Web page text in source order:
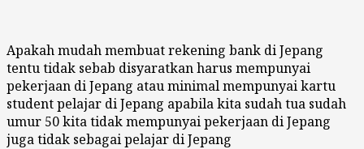
Apakah mudah membuat rekening bank di Jepang
tentu tidak sebab disyaratkan harus mempunyai
pekerjaan di Jepang atau minimal mempunyai kartu
student pelajar di Jepang apabila kita sudah tua sudah
umur 50 kita tidak mempunyai pekerjaan di Jepang
juga tidak sebagai pelajar di Jepang